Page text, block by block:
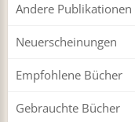
Andere Publikationen
Neuerscheinungen
Empfohlene Bücher
Gebrauchte Bücher